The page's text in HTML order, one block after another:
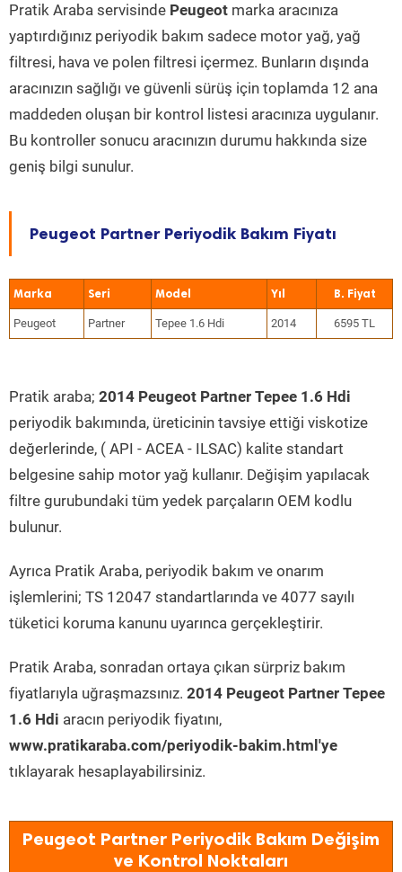
Pratik Araba servisinde Peugeot marka aracınıza
yaptırdığınız periyodik bakım sadece motor yağ, yağ
filtresi, hava ve polen filtresi içermez. Bunların dışında
aracınızın sağlığı ve güvenli sürüş için toplamda 12 ana
maddeden oluşan bir kontrol listesi aracınıza uygulanır.
Bu kontroller sonucu aracınızın durumu hakkında size
geniş bilgi sunulur.
Peugeot Partner Periyodik Bakım Fiyatı
Marka Seri Model Yıl
Peugeot Partner Tepee 1.6 Hdi 2014 6595 TL
Pratik araba; 2014 Peugeot Partner Tepee 1.6 Hdi
periyodik bakımında, üreticinin tavsiye ettiği viskotize
değerlerinde, ( API - ACEA - ILSAC) kalite standart
belgesine sahip motor yağ kullanır. Değişim yapılacak
filtre gurubundaki tüm yedek parçaların OEM kodlu
bulunur.
Ayrıca Pratik Araba, periyodik bakım ve onarım
işlemlerini; TS 12047 standartlarında ve 4077 sayılı
tüketici koruma kanunu uyarınca gerçekleştirir.
Pratik Araba, sonradan ortaya çıkan sürpriz bakım
fiyatlarıyla uğraşmazsınız. 2014 Peugeot Partner Tepee
1.6 Hdi aracın periyodik fiyatını,
www.pratikaraba.com/periyodik-bakim.html'ye
tıklayarak hesaplayabilirsiniz.
Peugeot Partner Periyodik Bakım Değişim
ve Kontrol Noktaları